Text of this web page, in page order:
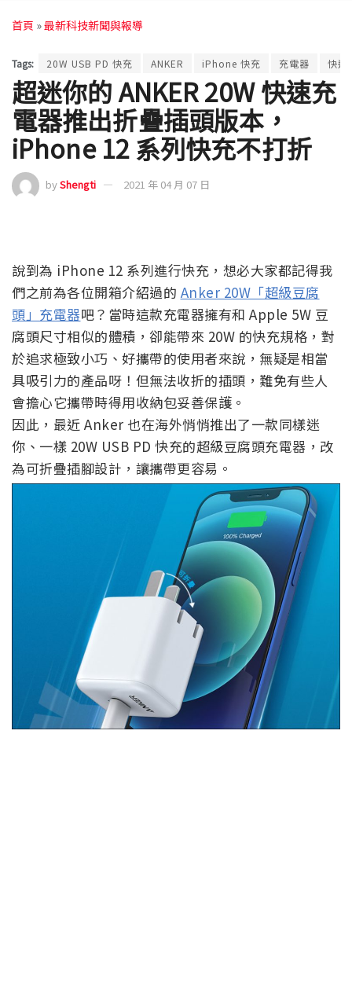
首頁 »最新科技新聞與報導
Tags: 20W USB PD 快充 ANKER iPhone 快充 充電器 快速
超迷你的 ANKER 20W 快速充
電器推出折疊插頭版本，
iPhone 12 系列快充不打折
byShengti 2021 年 04 月 07 日
說到為 iPhone 12 系列進行快充，想必大家都記得我
們之前為各位開箱介紹過的 Anker 20W「超級豆腐
頭」充電器吧？當時這款充電器擁有和 Apple 5W 豆
腐頭尺寸相似的體積，卻能帶來 20W 的快充規格，對
於追求極致小巧、好攜帶的使用者來說，無疑是相當
具吸引力的產品呀！但無法收折的插頭，難免有些人
會擔心它攜帶時得用收納包妥善保護。
因此，最近 Anker 也在海外悄悄推出了一款同樣迷
你、一樣 20W USB PD 快充的超級豆腐頭充電器，改
為可折疊插腳設計，讓攜帶更容易。